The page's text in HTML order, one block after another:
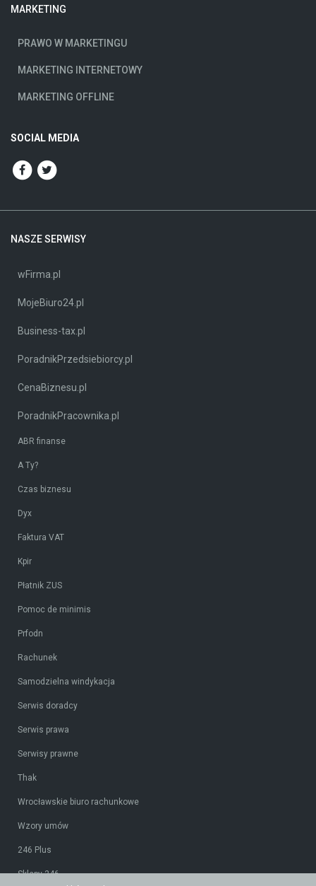
MARKETING
PRAWO W MARKETINGU
MARKETING INTERNETOWY
MARKETING OFFLINE
SOCIAL MEDIA
NASZE SERWISY
wFirma.pl
MojeBiuro24.pl
Business-tax.pl
PoradnikPrzedsiebiorcy.pl
CenaBiznesu.pl
PoradnikPracownika.pl
ABR finanse
A Ty?
Czas biznesu
Dyx
Faktura VAT
Kpir
Płatnik ZUS
Pomoc de minimis
Prfodn
Rachunek
Samodzielna windykacja
Serwis doradcy
Serwis prawa
Serwisy prawne
Thak
Wrocławskie biuro rachunkowe
Wzory umów
246 Plus
Sklepy 246